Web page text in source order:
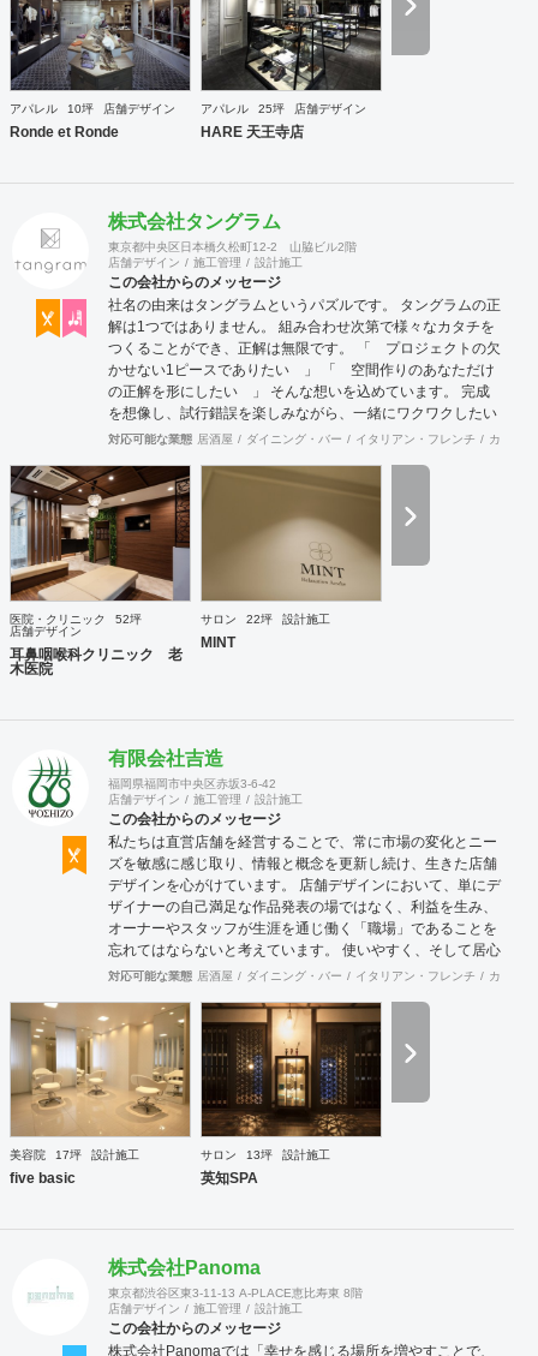
何を優先すべきか、何が本当に必要なのか、そこをきちんと
アドバイスできる会社でありたいと思っています。 業務内容
・店舗設計（物販店／飲食店／美容室など） ・ブランディン
グ及びディレクション業務 ・出店におけるトータルデザイン
・住宅リノベーション ・家具及び什器デザイン
アパレル 10坪 店舗デザイン
Ronde et Ronde
アパレル 25坪 店舗デザイン
HARE 天王寺店
株式会社タングラム
東京都中央区日本橋久松町12-2 山脇ビル2階
店舗デザイン
施工管理 設計施工
この会社からのメッセージ
社名の由来はタングラムというパズルです。 タングラムの正
解は1つではありません。 組み合わせ次第で様々なカタチを
つくることができ、正解は無限です。 「 プロジェクトの欠
かせない1ピースでありたい 」 「 空間作りのあなただけ
の正解を形にしたい 」 そんな想いを込めています。 完成
を想像し、試行錯誤を楽しみながら、 ​一緒にワクワクしたい
と思っています。
対応可能な業態 居酒屋 ダイニング・バー イタリアン・フレンチ カフェ
医院・クリニック
52坪
店舗デザイン
耳鼻咽喉科クリニック 老
木医院
サロン 22坪 設計施工
MINT
有限会社吉造
福岡県福岡市中央区赤坂3-6-42
店舗デザイン
施工管理 設計施工
この会社からのメッセージ
私たちは直営店舗を経営することで、常に市場の変化とニー
ズを敏感に感じ取り、情報と概念を更新し続け、生きた店舗
デザインを心がけています。 店舗デザインにおいて、単にデ
ザイナーの自己満足な作品発表の場ではなく、利益を生み、
オーナーやスタッフが生涯を通じ働く「職場」であることを
忘れてはならないと考えています。 使いやすく、そして居心
地がよく、時代の流れに左右されない強さを持った店舗デザ
業と開業コンサルティング事業をそなえており、テナント・
出店地選びや資金調達から実践に基づいたサポートが可能で
す。 まずはお気軽に、ご相談ください。
対応可能な業態 居酒屋 ダイニング・バー イタリアン・フレンチ カフェ
美容院 17坪 設計施工
five basic
サロン 13坪 設計施工
英知SPA
株式会社Panoma
東京都渋谷区東3-11-13 A-PLACE恵比寿東 8階
店舗デザイン
施工管理 設計施工
この会社からのメッセージ
株式会社Panomaでは「幸せを感じる場所を増やすことで、